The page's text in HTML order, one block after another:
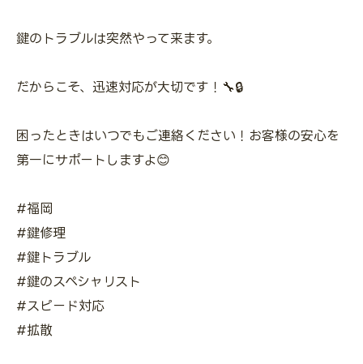
鍵のトラブルは突然やって来ます。
だからこそ、迅速対応が大切です！🔧🔒
困ったときはいつでもご連絡ください！お客様の安心を
第一にサポートしますよ😊
#福岡
#鍵修理
#鍵トラブル
#鍵のスペシャリスト
#スピード対応
#拡散